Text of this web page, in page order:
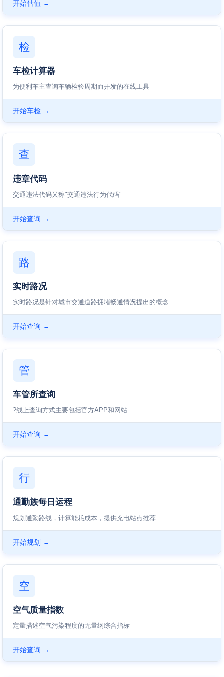
开始估值 →
检
车检计算器
为便利车主查询车辆检验周期而开发的在线工具
开始车检 →
查
违章代码
交通违法代码又称"交通违法行为代码"
开始查询 →
路
实时路况
实时路况是针对城市交通道路拥堵畅通情况提出的概念
开始查询 →
管
车管所查询
?线上查询方式主要包括官方APP和网站
开始查询 →
行
通勤族每日运程
规划通勤路线，计算能耗成本，提供充电站点推荐
开始规划 →
空
空气质量指数
定量描述空气污染程度的无量纲综合指标
开始查询 →